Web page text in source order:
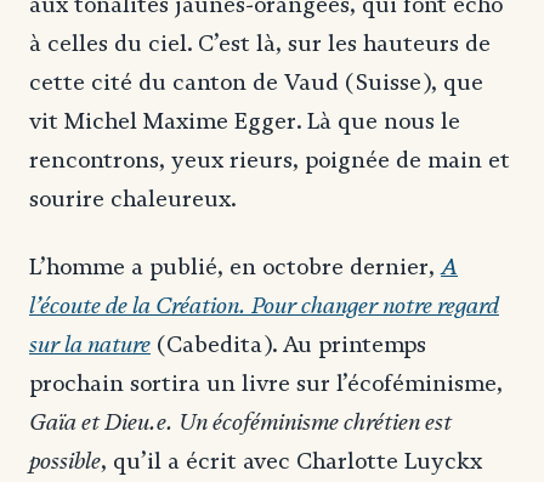
à celles du ciel. C’est là, sur les hauteurs de
cette cité du canton de Vaud (Suisse), que
vit Michel Maxime Egger. Là que nous le
rencontrons, yeux rieurs, poignée de main et
sourire chaleureux.
L’homme a publié, en octobre dernier,A
l’écoute de la Création. Pour changer notre regard
sur la nature (Cabedita). Au printemps
prochain sortira un livre sur l’écoféminisme,
Gaïa et Dieu.e. Un écoféminisme chrétien est
possible, qu’il a écrit avec Charlotte Luyckx